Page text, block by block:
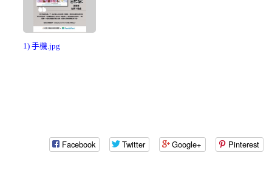
1) 手機.jpg
Facebook Twitter Google+ Pinterest